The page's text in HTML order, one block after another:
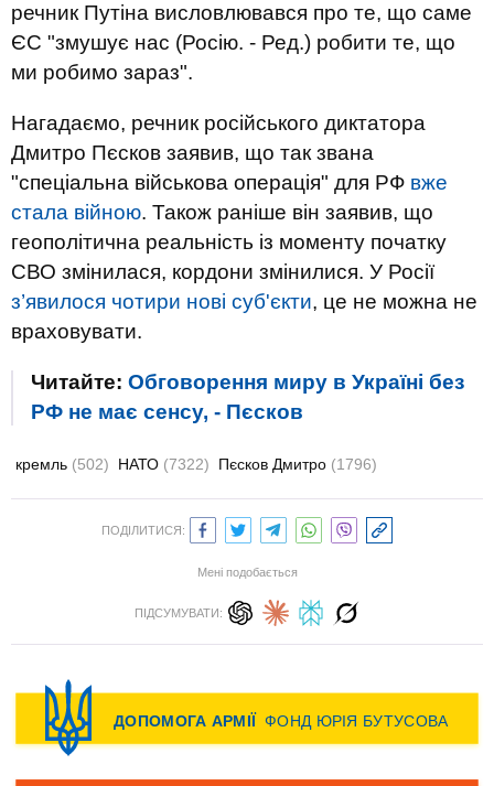
речник Путіна висловлювався про те, що саме
ЄС "змушує нас (Росію. - Ред.) робити те, що
ми робимо зараз".
Нагадаємо, речник російського диктатора
Дмитро Пєсков заявив, що так звана
"спеціальна військова операція" для РФ вже
стала війною. Також раніше він заявив, що
геополітична реальність із моменту початку
СВО змінилася, кордони змінилися. У Росії
з’явилося чотири нові суб'єкти, це не можна не
враховувати.
Читайте: Обговорення миру в Україні без
РФ не має сенсу, - Пєсков
кремль (502) НАТО (7322) Пєсков Дмитро (1796)
ПОДІЛИТИСЯ:
Мені подобається
ПІДСУМУВАТИ: